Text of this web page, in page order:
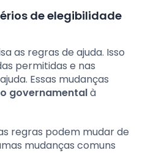
de elegibilidade
as regras de ajuda. Isso
permitidas e nas
Essas mudanças
governamentalà
regras podem mudar de
mudanças comuns